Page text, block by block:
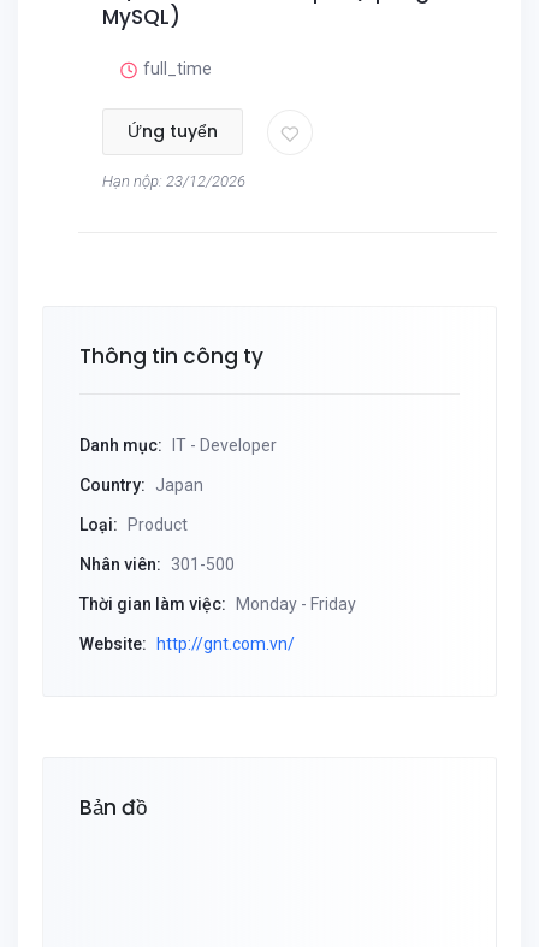
MySQL)
full_time
Ứng tuyển
Hạn nộp: 23/12/2026
Thông tin công ty
Danh mục: IT - Developer
Country: Japan
Loại: Product
Nhân viên: 301-500
Thời gian làm việc: Monday - Friday
Website: http://gnt.com.vn/
Bản đồ